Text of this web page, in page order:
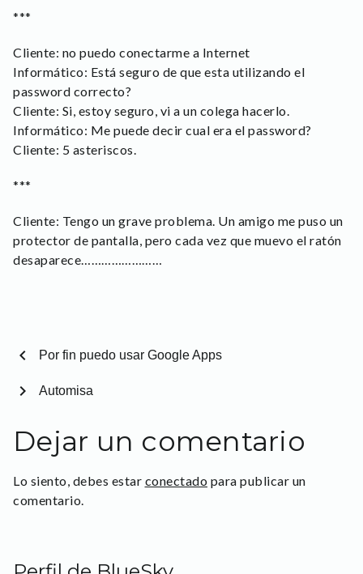
***
Cliente: no puedo conectarme a Internet
Informático: Está seguro de que esta utilizando el
password correcto?
Cliente: Si, estoy seguro, vi a un colega hacerlo.
Informático: Me puede decir cual era el password?
Cliente: 5 asteriscos.
***
Cliente: Tengo un grave problema. Un amigo me puso un
protector de pantalla, pero cada vez que muevo el ratón
desaparece……………………
chevron_left Por fin puedo usar Google Apps
Automisa
chevron_right
Dejar un comentario
Lo siento, debes estar conectado para publicar un
comentario.